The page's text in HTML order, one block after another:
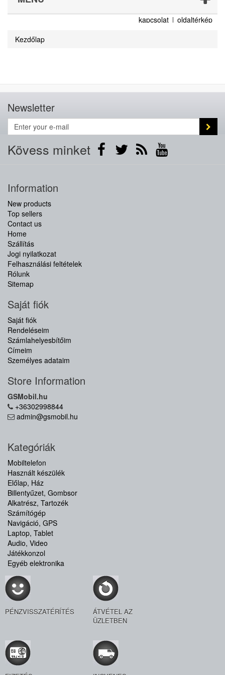
kapcsolat
oldaltérkép
Kezdőlap
Newsletter
Kövess minket
Information
New products
Top sellers
Contact us
Home
Szállítás
Jogi nyilatkozat
Felhasználási feltételek
Rólunk
Sitemap
Saját fiók
Saját fiók
Rendeléseim
Számlahelyesbítőim
Címeim
Személyes adataim
Store Information
GSMobil.hu
+36302998844
admin@gsmobil.hu
Kategóriák
Mobiltelefon
Használt készülék
Előlap, Ház
Billentyűzet, Gombsor
Alkatrész, Tartozék
Számítógép
Navigáció, GPS
Laptop, Tablet
Audio, Video
Játékkonzol
Egyéb elektronika
PÉNZVISSZATÉRÍTÉS
ÁTVÉTEL AZ
ÜZLETBEN